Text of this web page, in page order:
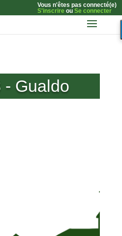
Vous n'êtes pas connecté(e)
S'inscrireou Se connecter
- Gualdo